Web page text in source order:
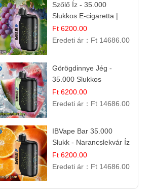
Szőlő Íz - 35.000
Slukkos E-cigaretta |
Friss Gyümölcs Aroma
Ft 6200.00
Eredeti ár： Ft 14686.00
Görögdinnye Jég -
35.000 Slukkos
eldobható vape |
IBVape Bar Frissítő
Ft 6200.00
Eredeti ár： Ft 14686.00
IBVape Bar 35.000
Slukk - Narancslekvár Íz
| Prémium E-cigaretta
Ft 6200.00
Eredeti ár： Ft 14686.00